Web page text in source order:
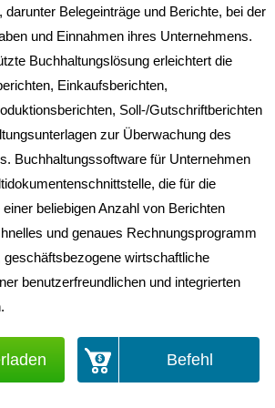
Belegeinträge und Berichte, bei der
und Einnahmen ihres Unternehmens.
Buchhaltungslösung erleichtert die
Einkaufsberichten,
Soll-/Gutschriftberichten
zur Überwachung des
Buchhaltungssoftware für Unternehmen
die für die
beliebigen Anzahl von Berichten
und genaues Rechnungsprogramm
geschäftsbezogene wirtschaftliche
benutzerfreundlichen und integrierten
Befehl